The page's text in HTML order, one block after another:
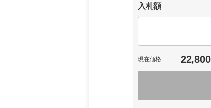
入札額
現在価格 22,800